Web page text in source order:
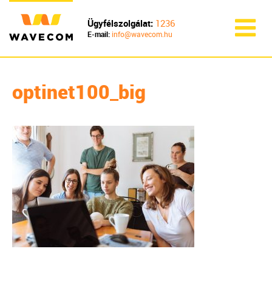
Ügyfélszolgálat: 1236
E-mail: info@wavecom.hu
optinet100_big